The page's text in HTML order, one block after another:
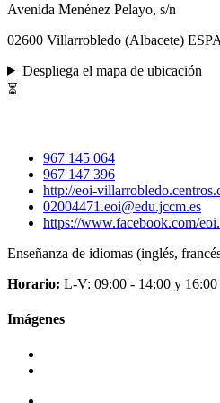
Avenida Menénez Pelayo, s/n
02600 Villarrobledo (Albacete)
Despliega el mapa de ubicación
⏳
967 145 064
967 147 396
http://eoi-
02004471.eoi@edu.jccm.es
https://www.facebook.com/
Enseñanza de idiomas (inglés,
Horario: L-V: 09:00 - 14:00 y 16:00
Imágenes